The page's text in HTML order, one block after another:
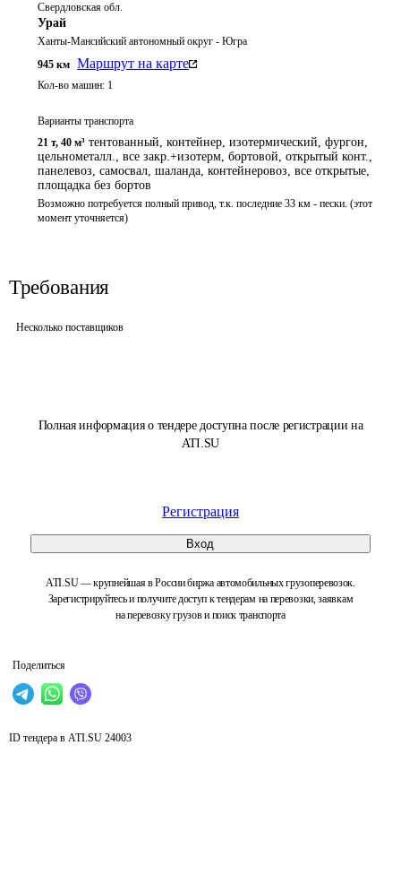
Полная информация о тендере доступна после регистрации на
ATI.SU
Регистрация
Вход
ATI.SU — крупнейшая в России биржа автомобильных грузоперевозок.
Зарегистрируйтесь и получите доступ к тендерам на перевозки, заявкам
на перевозку грузов и поиск транспорта
Поделиться
Свердловская обл.
Урай
Ханты-Мансийский автономный округ - Югра
945 км Маршрут на карте
Кол-во машин: 1
Варианты транспорта
21 т, 40 м³ тентованный, контейнер, изотермический, фургон,
цельнометалл., все закр.+изотерм, бортовой, открытый конт.,
панелевоз, самосвал, шаланда, контейнеровоз, все открытые,
площадка без бортов
Возможно потребуется полный привод, т.к. последние 33 км - пески. (этот
момент уточняется)
Требования
Несколько поставщиков
ID тендера в ATI.SU 24003